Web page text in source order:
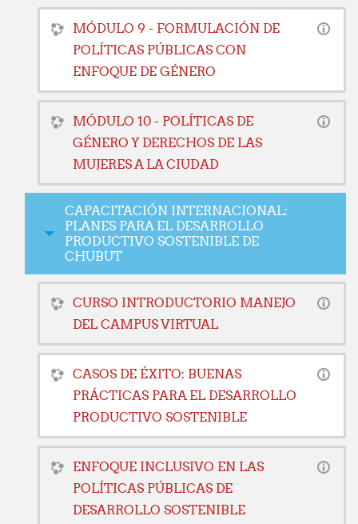
MÓDULO 9 - FORMULACIÓN DE
POLÍTICAS PÚBLICAS CON
ENFOQUE DE GÉNERO
MÓDULO 10 - POLÍTICAS DE
GÉNERO Y DERECHOS DE LAS
MUJERES A LA CIUDAD
CAPACITACIÓN INTERNACIONAL:
PLANES PARA EL DESARROLLO
PRODUCTIVO SOSTENIBLE DE
CHUBUT
CURSO INTRODUCTORIO MANEJO
DEL CAMPUS VIRTUAL
CASOS DE ÉXITO: BUENAS
PRÁCTICAS PARA EL DESARROLLO
PRODUCTIVO SOSTENIBLE
ENFOQUE INCLUSIVO EN LAS
POLÍTICAS PÚBLICAS DE
DESARROLLO SOSTENIBLE